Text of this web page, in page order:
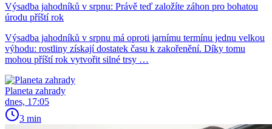
Výsadba jahodníků v srpnu: Právě teď založíte záhon pro bohatou
úrodu příští rok
Výsadba jahodníků v srpnu má oproti jarnímu termínu jednu velkou
výhodu: rostliny získají dostatek času k zakořenění. Díky tomu
mohou příští rok vytvořit silné trsy …
Planeta zahrady
dnes, 17:05
3 min